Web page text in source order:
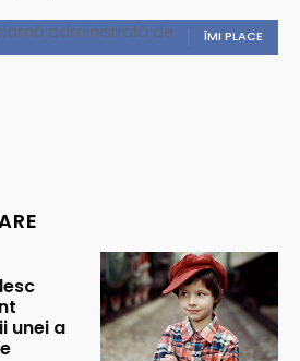
ÎMI PLACE
administrată de
unei a